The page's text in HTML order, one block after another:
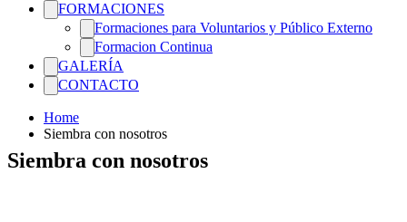
FORMACIONES
Formaciones para Voluntarios y Público Externo
Formacion Continua
GALERÍA
CONTACTO
Home
Siembra con nosotros
Siembra con nosotros